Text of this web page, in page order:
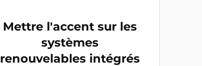
Mettre l'accent sur les
systèmes
renouvelables intégrés